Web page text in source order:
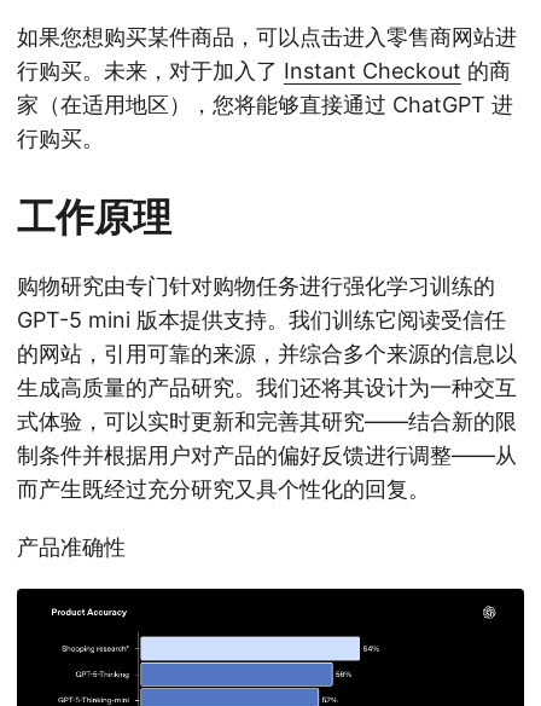
如果您想购买某件商品，可以点击进入零售商网站进
行购买。未来，对于加入了 Instant Checkout⁠ 的商
家（在适用地区），您将能够直接通过 ChatGPT 进
行购买。
工作原理
购物研究由专门针对购物任务进行强化学习训练的
GPT-5 mini 版本提供支持。我们训练它阅读受信任
的网站，引用可靠的来源，并综合多个来源的信息以
生成高质量的产品研究。我们还将其设计为一种交互
式体验，可以实时更新和完善其研究——结合新的限
制条件并根据用户对产品的偏好反馈进行调整——从
而产生既经过充分研究又具个性化的回复。
产品准确性